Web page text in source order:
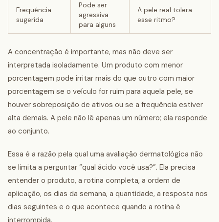
Frequência
sugerida
Pode ser
agressiva
para alguns
A pele real tolera
esse ritmo?
A concentração é importante, mas não deve ser
interpretada isoladamente. Um produto com menor
porcentagem pode irritar mais do que outro com maior
porcentagem se o veículo for ruim para aquela pele, se
houver sobreposição de ativos ou se a frequência estiver
alta demais. A pele não lê apenas um número; ela responde
ao conjunto.
Essa é a razão pela qual uma avaliação dermatológica não
se limita a perguntar “qual ácido você usa?”. Ela precisa
entender o produto, a rotina completa, a ordem de
aplicação, os dias da semana, a quantidade, a resposta nos
dias seguintes e o que acontece quando a rotina é
interrompida.